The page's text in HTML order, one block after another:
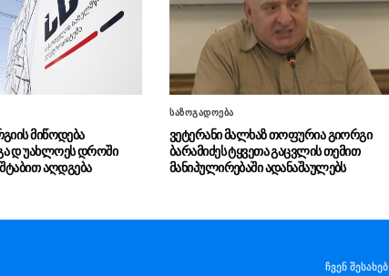
მიწოდება
დ უახლოეს დროში
აღდგება
საზოგადოება
ვეტერანი მალხაზ თოფურია გიორგი
ბარამიძეს ტყვეთა გაცვლის თემით
მანიპულირებაში ადანაშაულებს
ჩვენ შესახებ